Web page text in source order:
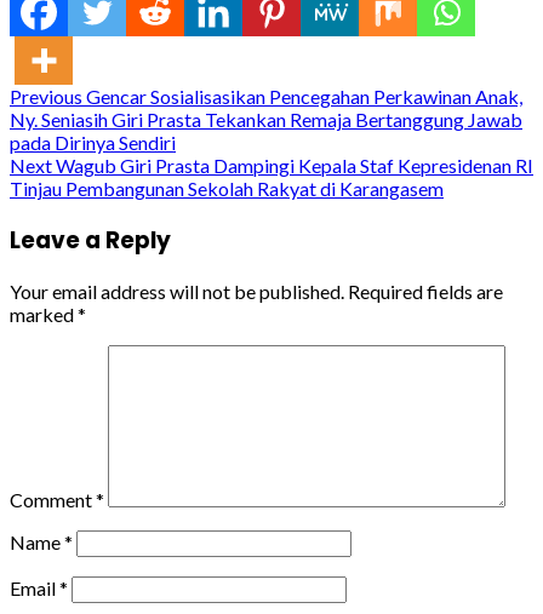
Continue
Reading
Previous Gencar Sosialisasikan Pencegahan Perkawinan Anak,
Ny. Seniasih Giri Prasta Tekankan Remaja Bertanggung Jawab
pada Dirinya Sendiri
NextWagub Giri Prasta Dampingi Kepala Staf Kepresidenan RI
Tinjau Pembangunan Sekolah Rakyat di Karangasem
Leave a Reply
Your email address will not be published. Required fields are
marked*
Comment*
Name*
Email*